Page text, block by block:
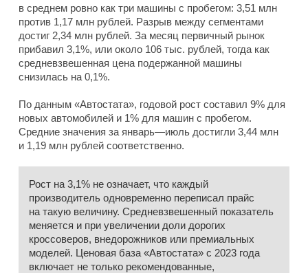
в среднем ровно как три машины с пробегом: 3,51 млн
против 1,17 млн рублей. Разрыв между сегментами
достиг 2,34 млн рублей. За месяц первичный рынок
прибавил 3,1%, или около 106 тыс. рублей, тогда как
средневзвешенная цена подержанной машины
снизилась на 0,1%.
По данным «Автостата», годовой рост составил 9% для
новых автомобилей и 1% для машин с пробегом.
Средние значения за январь—июль достигли 3,44 млн
и 1,19 млн рублей соответственно.
Рост на 3,1% не означает, что каждый
производитель одновременно переписал прайс
на такую величину. Средневзвешенный показатель
меняется и при увеличении доли дорогих
кроссоверов, внедорожников или премиальных
моделей. Ценовая база «Автостата» с 2023 года
включает не только рекомендованные,